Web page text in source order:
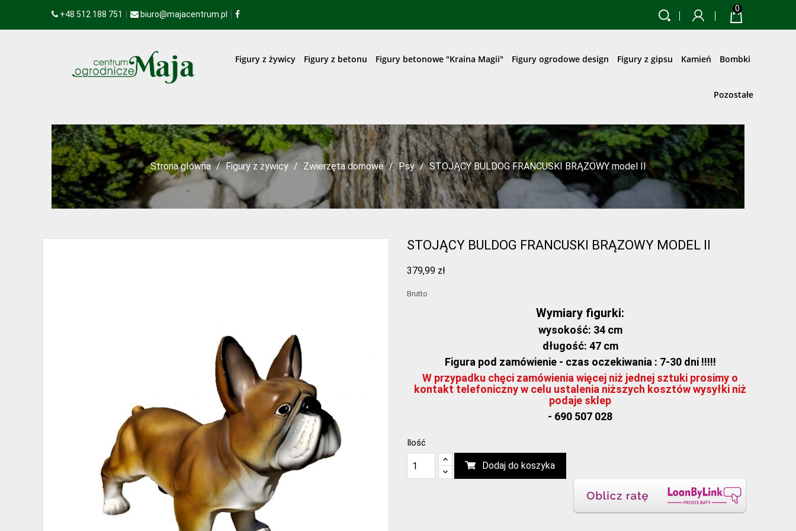
+48 512 188 751 | biuro@majacentrum.pl | 0
Figury z żywicy Figury z betonu Figury betonowe "Kraina Magii" Figury ogrodowe design Figury z gipsu Kamień Bombki
Pozostałe
Strona główna Figury z żywicy Zwierzęta domowe Psy STOJĄCY BULDOG FRANCUSKI BRĄZOWY model II
STOJĄCY BULDOG FRANCUSKI BRĄZOWY MODEL II
379,99 zł
Brutto
Wymiary figurki:
wysokość: 34 cm
długość: 47 cm
Figura pod zamówienie - czas oczekiwania : 7-30 dni !!!!!
W przypadku chęci zamówienia więcej niż jednej sztuki prosimy o
kontakt telefoniczny w celu ustalenia niższych kosztów wysyłki niż
podaje sklep
- 690 507 028
Ilość
Dodaj do koszyka